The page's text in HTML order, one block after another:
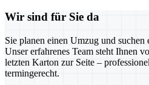
Wir sind für Sie da
Sie planen einen Umzug und suchen
Unser erfahrenes Team steht Ihnen
letzten Karton zur Seite –
termingerecht.